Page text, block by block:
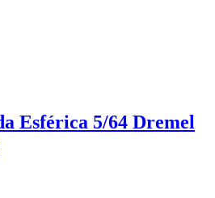
Esférica 5/64 Dremel